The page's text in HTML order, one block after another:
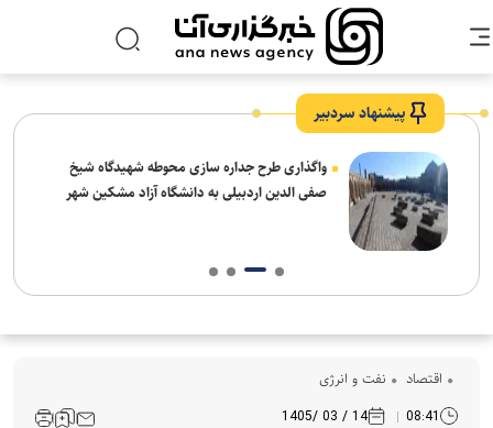
پیشنهاد سردبیر
واگذاری طرح جداره سازی محوطه شهیدگاه شیخ
صفی الدین اردبیلی به دانشگاه آزاد مشکین شهر
اقتصاد نفت و انرژی
08:41
14 / 03 /1405